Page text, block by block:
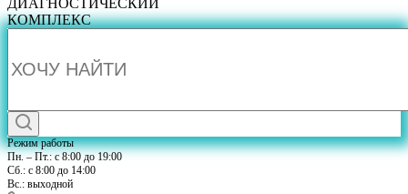
ДИАГНОСТИЧЕСКИЙ
КОМПЛЕКС
Режим работы
Пн. – Пт.: с 8:00 до 19:00
Сб.: с 8:00 до 14:00
Вс.: выходной